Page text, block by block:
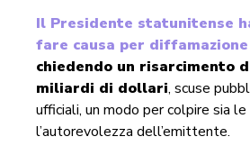
Il Presidente statunitense
fare causa per diffamazione
chiedendo un risarcimento
miliardi di dollari, scuse
ufficiali, un modo per colpire sia le
l’autorevolezza dell’emittente.